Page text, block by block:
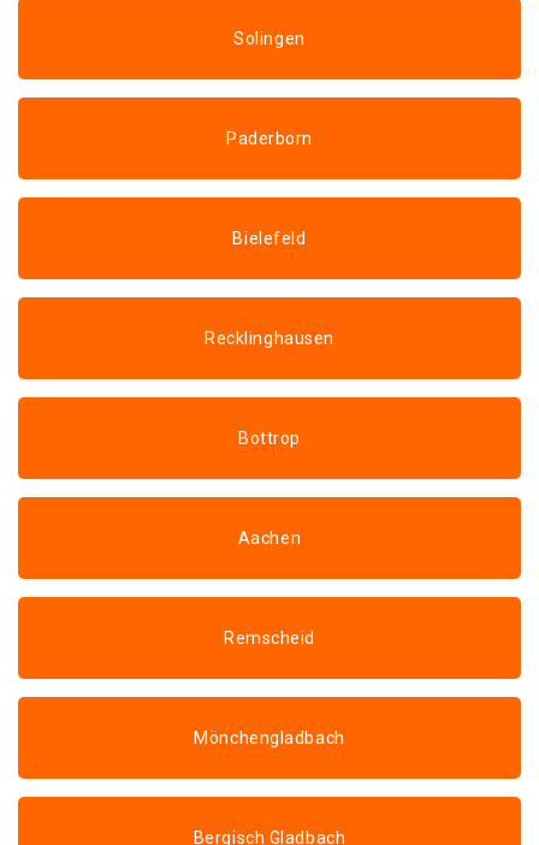
Solingen
Paderborn
Bielefeld
Recklinghausen
Bottrop
Aachen
Remscheid
Mönchengladbach
Bergisch Gladbach